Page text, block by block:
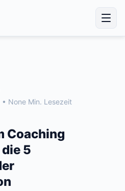
None Min. Lesezeit
Coaching
5